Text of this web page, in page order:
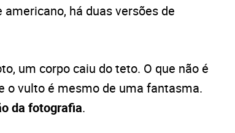
há duas versões de
um corpo caiu do teto. O que não é
o vulto é mesmo de uma fantasma.
da fotografia.